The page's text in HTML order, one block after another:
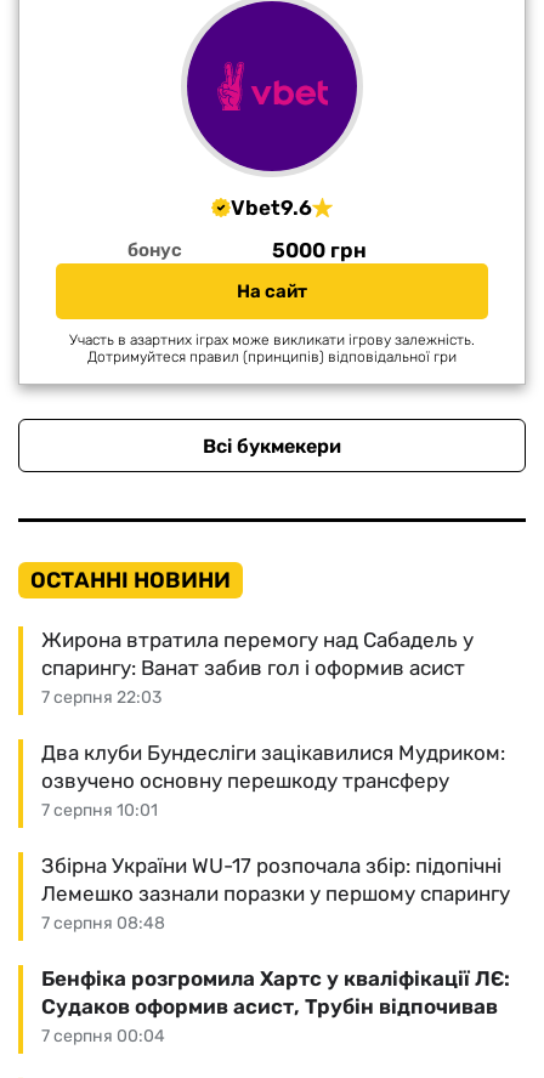
Vbet9.6
бонус 5000 грн
На сайт
Участь в азартних іграх може викликати ігрову залежність.
Дотримуйтеся правил (принципів) відповідальної гри
Всі букмекери
ОСТАННІ НОВИНИ
7 серпня 22:03
Жирона втратила перемогу над Сабадель у
спарингу: Ванат забив гол і оформив асист
7 серпня 10:01
Два клуби Бундесліги зацікавилися Мудриком:
озвучено основну перешкоду трансферу
7 серпня 08:48
Збірна України WU-17 розпочала збір: підопічні
Лемешко зазнали поразки у першому спарингу
7 серпня 00:04
Бенфіка розгромила Хартс у кваліфікації ЛЄ:
Судаков оформив асист, Трубін відпочивав